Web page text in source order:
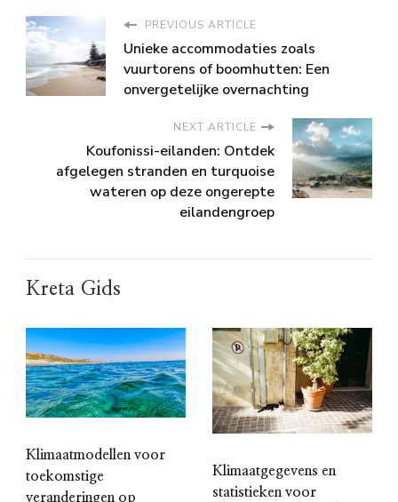
PREVIOUS ARTICLE
Unieke accommodaties zoals
vuurtorens of boomhutten: Een
onvergetelijke overnachting
NEXT ARTICLE
Koufonissi-eilanden: Ontdek
afgelegen stranden en turquoise
wateren op deze ongerepte
eilandengroep
Kreta Gids
Klimaatmodellen voor
toekomstige
veranderingen op
Klimaatgegevens en
statistieken voor